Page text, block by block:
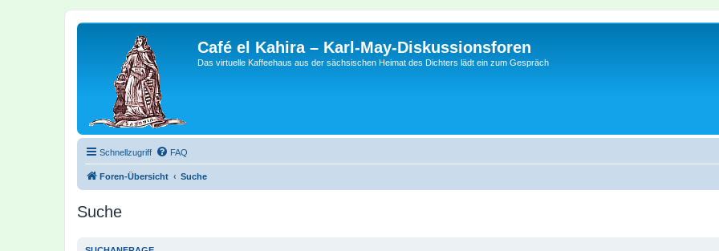
Café el Kahira – Karl-May-Diskussionsforen
Das virtuelle Kaffeehaus aus der sächsischen Heimat des Dichters lädt ein zum Gespräch
Schnellzugriff FAQ
Foren-Übersicht Suche
Suche